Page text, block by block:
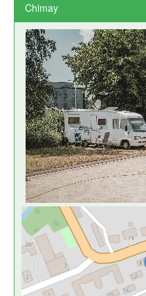
Chimay